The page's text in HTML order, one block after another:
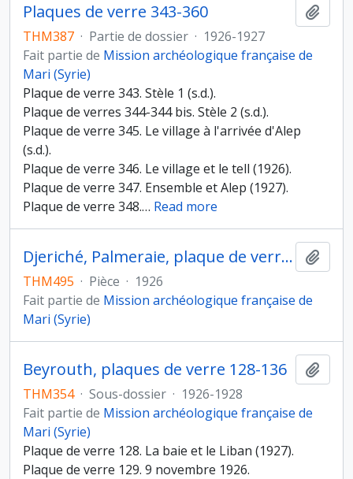
Plaques de verre 343-360
THM387 · Partie de dossier · 1926-1927
Fait partie de Mission archéologique française de
Mari (Syrie)
Plaque de verre 343. Stèle 1 (s.d.).
Plaque de verres 344-344 bis. Stèle 2 (s.d.).
Plaque de verre 345. Le village à l'arrivée d'Alep
(s.d.).
Plaque de verre 346. Le village et le tell (1926).
Plaque de verre 347. Ensemble et Alep (1927).
Plaque de verre 348.… Read more
Djeriché, Palmeraie, plaque de verre 989
THM495 · Pièce · 1926
Fait partie de Mission archéologique française de
Mari (Syrie)
Beyrouth, plaques de verre 128-136
THM354 · Sous-dossier · 1926-1928
Fait partie de Mission archéologique française de
Mari (Syrie)
Plaque de verre 128. La baie et le Liban (1927).
Plaque de verre 129. 9 novembre 1926.